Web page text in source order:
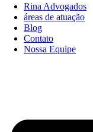
Rina Advogados
áreas de atuação
Blog
Contato
Nossa Equipe